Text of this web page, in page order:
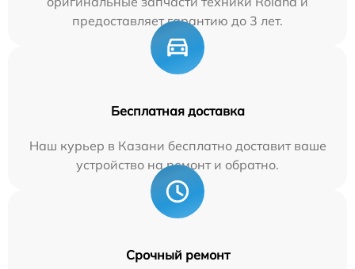
предоставляет гарантию до 3 лет.
Бесплатная доставка
Наш курьер в Казани бесплатно доставит ваше
устройство на ремонт и обратно.
Срочный ремонт